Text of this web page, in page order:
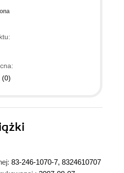
(0)
83-246-1070-7, 8324610707